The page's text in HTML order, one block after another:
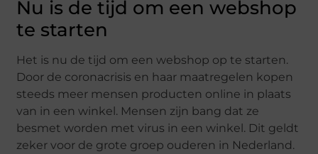
Nu is de tijd om een webshop
te starten
Het is nu de tijd om een webshop op te starten.
Door de coronacrisis en haar maatregelen kopen
steeds meer mensen producten online in plaats
van in een winkel. Mensen zijn bang dat ze
besmet worden met virus in een winkel. Dit geldt
zeker voor de grote groep ouderen in Nederland.